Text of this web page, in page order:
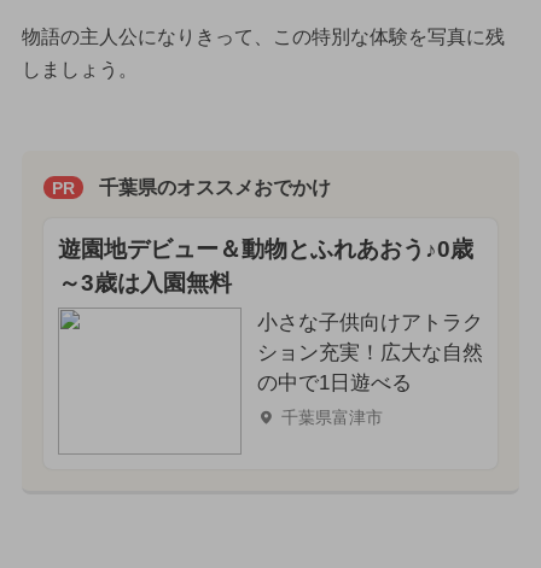
物語の主人公になりきって、この特別な体験を写真に残
しましょう。
PR 千葉県のオススメおでかけ
遊園地デビュー＆動物とふれあおう♪0歳
～3歳は入園無料
小さな子供向けアトラク
ション充実！広大な自然
の中で1日遊べる
千葉県富津市